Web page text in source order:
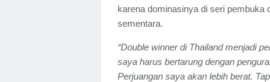
karena dominasinya di seri pembuka
sementara.
“Double winner di Thailand menjadi
saya harus bertarung dengan
Perjuangan saya akan lebih berat.